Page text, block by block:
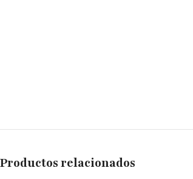
Productos relacionados